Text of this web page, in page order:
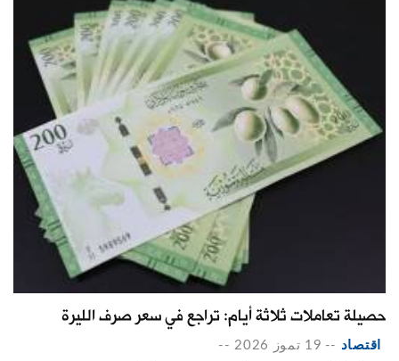
حصيلة تعاملات ثلاثة أيام: تراجع في سعر صرف الليرة
اقتصاد -- 19 تموز 2026 --